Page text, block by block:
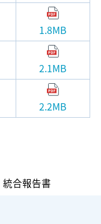
1.8MB
2.1MB
2.2MB
統合報告書